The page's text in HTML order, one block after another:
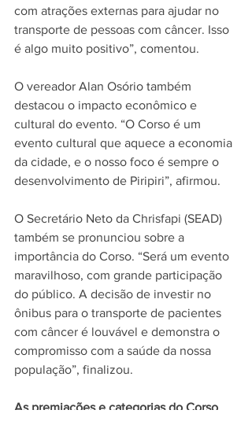
com atrações externas para ajudar no
transporte de pessoas com câncer. Isso
é algo muito positivo”, comentou.
O vereador Alan Osório também
destacou o impacto econômico e
cultural do evento. “O Corso é um
evento cultural que aquece a economia
da cidade, e o nosso foco é sempre o
desenvolvimento de Piripiri”, afirmou.
O Secretário Neto da Chrisfapi (SEAD)
também se pronunciou sobre a
importância do Corso. “Será um evento
maravilhoso, com grande participação
do público. A decisão de investir no
ônibus para o transporte de pacientes
com câncer é louvável e demonstra o
compromisso com a saúde da nossa
população”, finalizou.
As premiações e categorias do Corso